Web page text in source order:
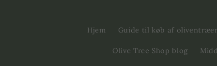
Hjem Guide til køb af oliventræer
Olive Tree Shop blog